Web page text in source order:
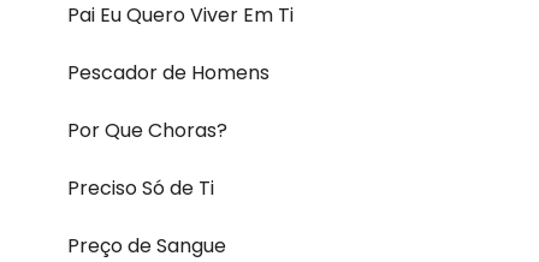
Pai Eu Quero Viver Em Ti
Pescador de Homens
Por Que Choras?
Preciso Só de Ti
Preço de Sangue